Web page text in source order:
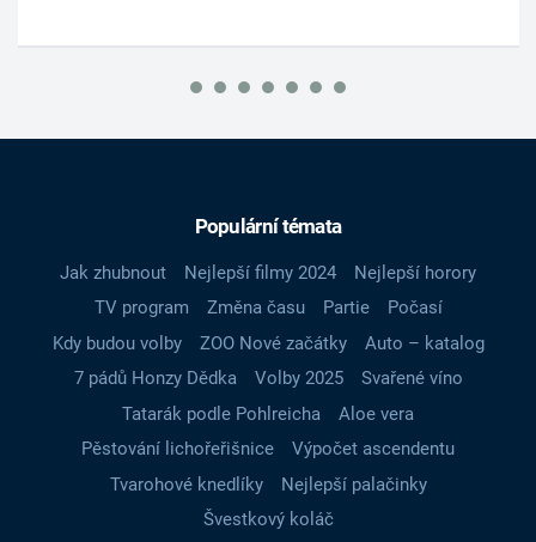
Populární témata
Jak zhubnout Nejlepší filmy 2024
Nejlepší horory
TV program
Změna času Partie
Počasí
Kdy budou volby
ZOO Nové začátky
Auto – katalog
7 pádů Honzy Dědka
Volby 2025
Svařené víno
Tatarák podle Pohlreicha
Aloe vera
Pěstování lichořeřišnice
Výpočet ascendentu
Tvarohové knedlíky
Nejlepší palačinky
Švestkový koláč